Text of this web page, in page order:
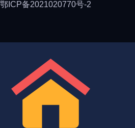
鄂ICP备2021020770号-2